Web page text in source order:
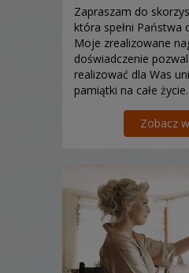
Zapraszam do
która spełni Państwa
Moje zrealizowane
doświadczenie
realizować dla Was
pamiątki na całe
nowo czar tamtych
Zobacz